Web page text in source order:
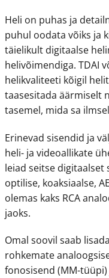
Heli on puhas ja
puhul oodata võiks ja
täielikult digitaalse
helivõimendiga. TDAI
helikvaliteeti kõigil
taasesitada äärmiselt
tasemel, mida sa
Erinevad sisendid ja
heli- ja videoallikate
leiad seitse
optilise, koaksiaalse,
olemas kaks RCA
jaoks.
Omal soovil saab
rohkemate
fonosisend (MM-